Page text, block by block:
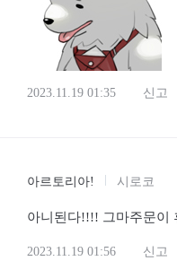
2023.11.19 01:35 신고
아르토리아! 시로코
아니된다!!!! 그마주문이
2023.11.19 01:56 신고